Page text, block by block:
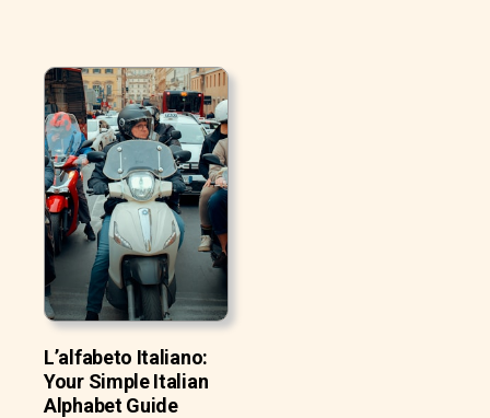
L’alfabeto Italiano:
Your Simple Italian
Alphabet Guide